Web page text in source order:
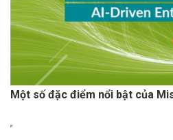
Một số đặc điểm nổi bật của